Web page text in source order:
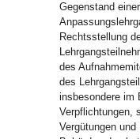
Gegenstand
Rechtsstellung
des
des
insbesondere im
Verpflichtungen,
Vergütungen